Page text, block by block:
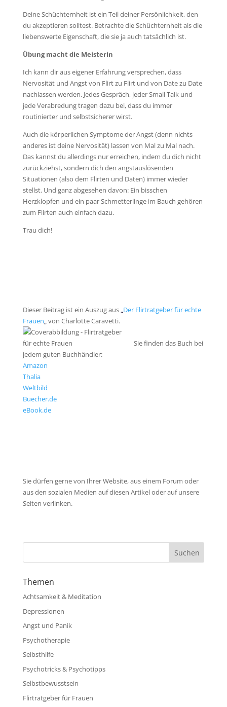
Deine Schüchternheit ist ein Teil deiner Persönlichkeit, den
du akzeptieren solltest. Betrachte die Schüchternheit als die
liebenswerte Eigenschaft, die sie ja auch tatsächlich ist.
Übung macht die Meisterin
Ich kann dir aus eigener Erfahrung versprechen, dass
Nervosität und Angst von Flirt zu Flirt und von Date zu Date
nachlassen werden. Jedes Gespräch, jeder Small Talk und
jede Verabredung tragen dazu bei, dass du immer
routinierter und selbstsicherer wirst.
Auch die körperlichen Symptome der Angst (denn nichts
anderes ist deine Nervosität) lassen von Mal zu Mal nach.
Das kannst du allerdings nur erreichen, indem du dich nicht
zurückziehst, sondern dich den angstauslösenden
Situationen (also dem Flirten und Daten) immer wieder
stellst. Und ganz abgesehen davon: Ein bisschen
Herzklopfen und ein paar Schmetterlinge im Bauch gehören
zum Flirten auch einfach dazu.
Trau dich!
Dieser Beitrag ist ein Auszug aus„Der Flirtratgeber für echte
Frauen„von Charlotte Caravetti.
Sie finden das Buch bei
jedem guten Buchhändler:
Amazon
Thalia
Weltbild
Buecher.de
eBook.de
Sie dürfen gerne von Ihrer Website, aus einem Forum oder
aus den sozialen Medien auf diesen Artikel oder auf unsere
Seiten verlinken.
Themen
Achtsamkeit & Meditation
Depressionen
Angst und Panik
Psychotherapie
Selbsthilfe
Psychotricks & Psychotipps
Selbstbewusstsein
Flirtratgeber für Frauen